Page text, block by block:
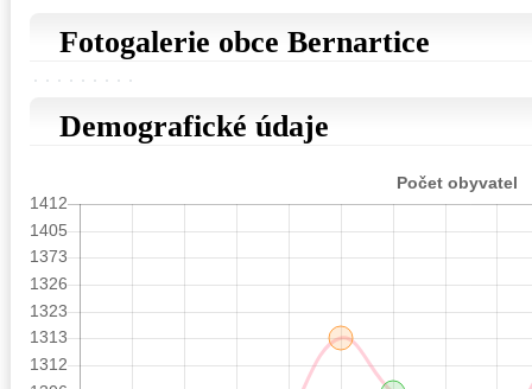
Fotogalerie obce Bernartice
Demografické údaje